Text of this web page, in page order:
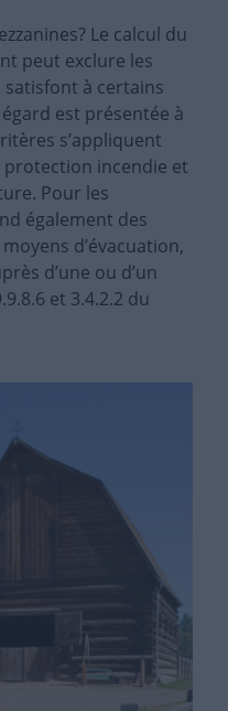
Le calcul du
peut exclure les
satisfont à certains
est présentée à
s’appliquent
incendie et
Pour les
également des
d’évacuation,
d’une ou d’un
et 3.4.2.2 du